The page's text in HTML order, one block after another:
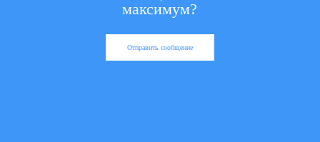
максимум?
Отправить сообщение